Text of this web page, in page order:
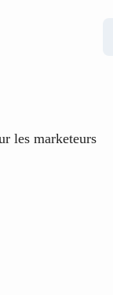
les marketeurs